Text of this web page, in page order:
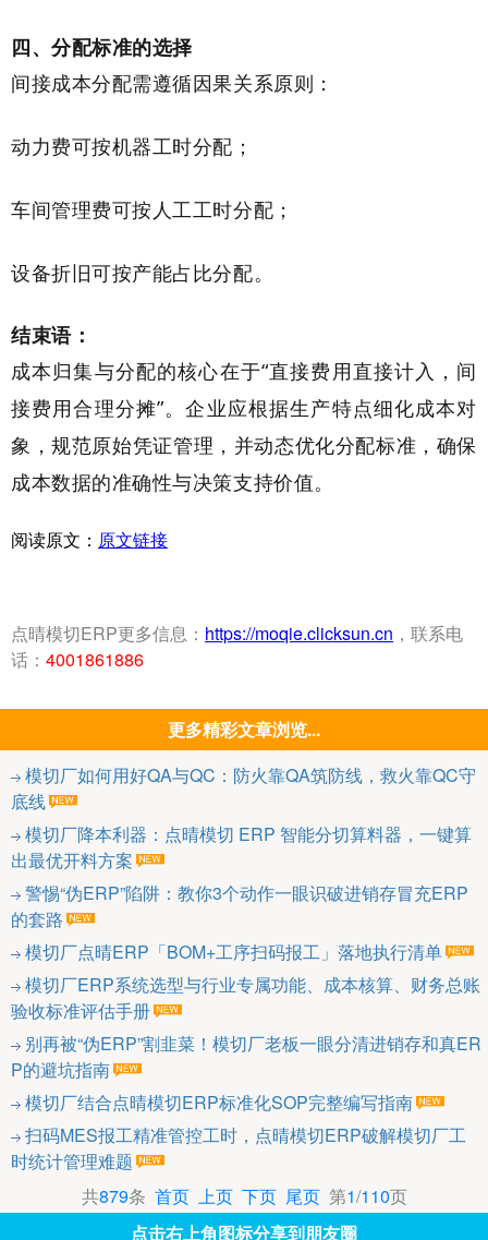
四、分配标准的选择
间接成本分配需遵循因果关系原则：
动力费可按机器工时分配；
车间管理费可按人工工时分配；
设备折旧可按产能占比分配。
结束语：
成本归集与分配的核心在于“直接费用直接计入，间
接费用合理分摊”。企业应根据生产特点细化成本对
象，规范原始凭证管理，并动态优化分配标准，确保
成本数据的准确性与决策支持价值。
阅读原文： 原文链接
点晴模切ERP更多信息： https://moqie.clicksun.cn ，联系电
话： 4001861886
更多精彩文章浏览...
模切厂如何用好QA与QC：防火靠QA筑防线，救火靠QC守
底线
模切厂降本利器：点晴模切 ERP 智能分切算料器，一键算
出最优开料方案
警惕“伪ERP”陷阱：教你3个动作一眼识破进销存冒充ERP
的套路
模切厂点晴ERP「BOM+工序扫码报工」落地执行清单
模切厂ERP系统选型与行业专属功能、成本核算、财务总账
验收标准评估手册
别再被“伪ERP”割韭菜！模切厂老板一眼分清进销存和真ER
P的避坑指南
模切厂结合点晴模切ERP标准化SOP完整编写指南
扫码MES报工精准管控工时，点晴模切ERP破解模切厂工
时统计管理难题
共879条 首页 上页 下页 尾页第1/110页
点击右上角图标分享到朋友圈